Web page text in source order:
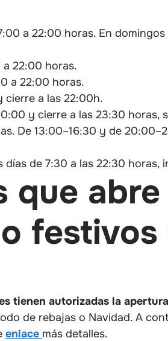
a 22:00 horas. En
a 22:00 horas.
a 22:00 horas.
cierre a las 22:00h.
y cierre a las 23:30 horas,
De 13:00–16:30 y de
de 7:30 a las 22:30 horas,
que
festivos
tienen autorizadas la
de rebajas o Navidad. A
enlace más detalles.